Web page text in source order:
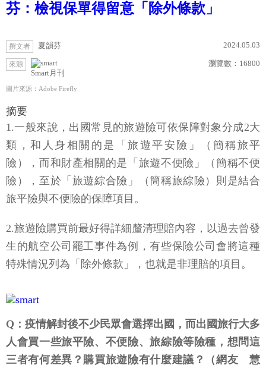
芬：檢視保單得留意「除外條款」
撰文者 夏韻芬 2024.05.03
來源
Smart月刊
瀏覽數： 16800
圖片來源：Adobe Firefly
摘要
1.一般來說，出國常見的旅遊險可依保障對象分成2大
類，和人身相關的是「旅遊平安險」（簡稱旅平
險），而和財產相關的是「旅遊不便險」（簡稱不便
險），至於「旅遊綜合險」（簡稱旅綜險）則是結合
旅平險與不便險的保障項目。
2.旅遊險購買前最好得詳細釐清理賠內容，以過去曾發
生的航空公司罷工事件為例，有些保險公司會將這種
特殊情況列為「除外條款」，也就是非理賠的項目。
Q：疫情解封後不少民眾會選擇出國，而出國旅行大多
人會買一些旅平險、不便險、旅綜險等險種，想問這
三者有何差異？購買旅遊險有什麼建議？（網友 慧